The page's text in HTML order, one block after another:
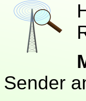
Sender